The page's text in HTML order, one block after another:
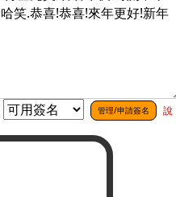
管理/申請簽名
說